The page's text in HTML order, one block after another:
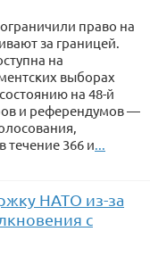
право на
за границей.
на
выборах
на 48-й
и референдумов —
течение 366 и...
НАТО из-за
с